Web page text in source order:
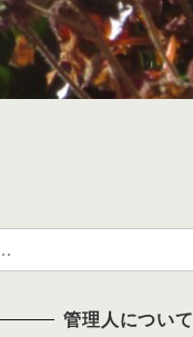
管理人について